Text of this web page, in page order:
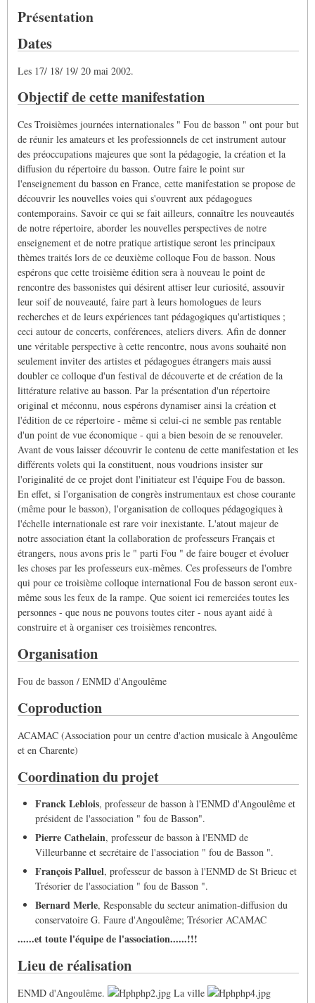
Présentation
Dates
Les 17/ 18/ 19/ 20 mai 2002.
Objectif de cette manifestation
Ces Troisièmes journées internationales " Fou de basson " ont pour but
de réunir les amateurs et les professionnels de cet instrument autour
des préoccupations majeures que sont la pédagogie, la création et la
diffusion du répertoire du basson. Outre faire le point sur
l'enseignement du basson en France, cette manifestation se propose de
découvrir les nouvelles voies qui s'ouvrent aux pédagogues
contemporains. Savoir ce qui se fait ailleurs, connaître les nouveautés
de notre répertoire, aborder les nouvelles perspectives de notre
enseignement et de notre pratique artistique seront les principaux
thèmes traités lors de ce deuxième colloque Fou de basson. Nous
espérons que cette troisième édition sera à nouveau le point de
rencontre des bassonistes qui désirent attiser leur curiosité, assouvir
leur soif de nouveauté, faire part à leurs homologues de leurs
recherches et de leurs expériences tant pédagogiques qu'artistiques ;
ceci autour de concerts, conférences, ateliers divers. Afin de donner
une véritable perspective à cette rencontre, nous avons souhaité non
seulement inviter des artistes et pédagogues étrangers mais aussi
doubler ce colloque d'un festival de découverte et de création de la
littérature relative au basson. Par la présentation d'un répertoire
original et méconnu, nous espérons dynamiser ainsi la création et
l'édition de ce répertoire - même si celui-ci ne semble pas rentable
d'un point de vue économique - qui a bien besoin de se renouveler.
Avant de vous laisser découvrir le contenu de cette manifestation et les
différents volets qui la constituent, nous voudrions insister sur
l'originalité de ce projet dont l'initiateur est l'équipe Fou de basson.
En effet, si l'organisation de congrès instrumentaux est chose courante
(même pour le basson), l'organisation de colloques pédagogiques à
l'échelle internationale est rare voir inexistante. L'atout majeur de
notre association étant la collaboration de professeurs Français et
étrangers, nous avons pris le " parti Fou " de faire bouger et évoluer
les choses par les professeurs eux-mêmes. Ces professeurs de l'ombre
qui pour ce troisième colloque international Fou de basson seront eux-
même sous les feux de la rampe. Que soient ici remerciées toutes les
personnes - que nous ne pouvons toutes citer - nous ayant aidé à
construire et à organiser ces troisièmes rencontres.
Organisation
Fou de basson / ENMD d'Angoulême
Coproduction
ACAMAC (Association pour un centre d'action musicale à Angoulême
et en Charente)
Coordination du projet
Franck Leblois, professeur de basson à l'ENMD d'Angoulême et
président de l'association " fou de Basson".
Pierre Cathelain, professeur de basson à l'ENMD de
Villeurbanne et secrétaire de l'association " fou de Basson ".
François Palluel, professeur de basson à l'ENMD de St Brieuc et
Trésorier de l'association " fou de Basson ".
Bernard Merle, Responsable du secteur animation-diffusion du
conservatoire G. Faure d'Angoulême; Trésorier ACAMAC
......et toute l'équipe de l'association......!!!
Lieu de réalisation
ENMD d'Angoulême. La ville